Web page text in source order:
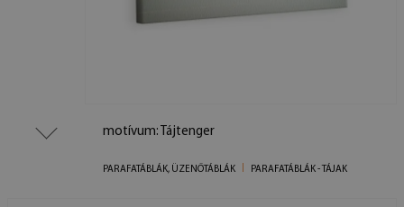
motívum: Tájtenger
PARAFATÁBLÁK, ÜZENŐTÁBLÁK PARAFATÁBLÁK - TÁJAK